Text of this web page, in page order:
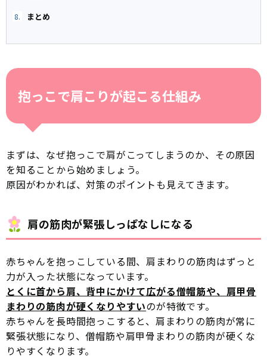
8. まとめ
抱っこで肩こりが起こる仕組み
まずは、なぜ抱っこで肩がこってしまうのか、その原因
を知ることから始めましょう。
原因がわかれば、対策のポイントも見えてきます。
肩の筋肉が緊張しっぱなしになる
赤ちゃんを抱っこしている間、肩まわりの筋肉はずっと
力が入った状態になっています。
とくに首から肩、背中にかけて広がる僧帽筋や、肩甲骨
まわりの筋肉が硬くなりやすいのが特徴です。
赤ちゃんを長時間抱っこすると、肩まわりの筋肉が常に
緊張状態になり、僧帽筋や肩甲骨まわりの筋肉が硬くな
りやすくなります。